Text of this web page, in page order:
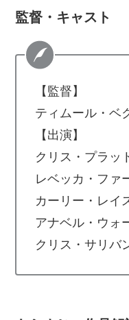
監督・キャスト
【監督】
ティムール・ベ
【出演】
クリス・プラッ
レベッカ・ファ
カーリー・レイ
アナベル・ウォ
クリス・サリバ